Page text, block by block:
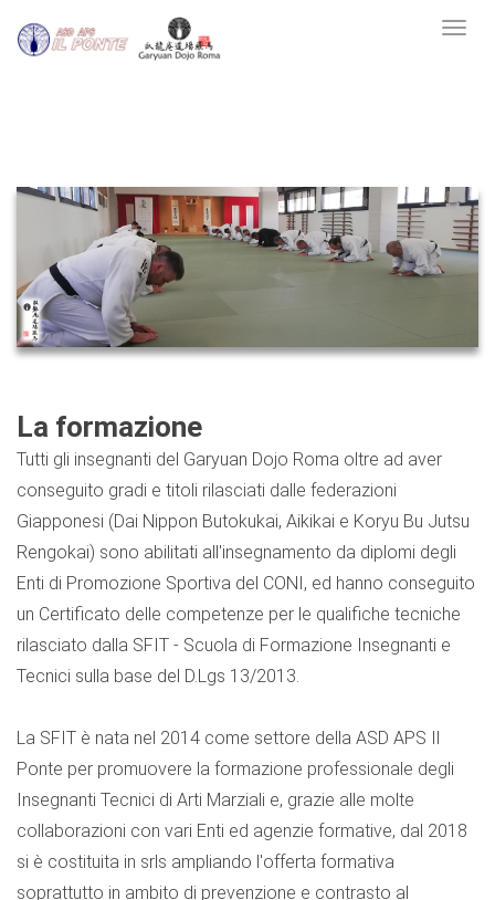
La formazione
Tutti gli insegnanti del Garyuan Dojo Roma oltre ad aver
conseguito gradi e titoli rilasciati dalle federazioni
Giapponesi (Dai Nippon Butokukai, Aikikai e Koryu Bu Jutsu
Rengokai) sono abilitati all'insegnamento da diplomi degli
Enti di Promozione Sportiva del CONI, ed hanno conseguito
un Certificato delle competenze per le qualifiche tecniche
rilasciato dalla SFIT - Scuola di Formazione Insegnanti e
Tecnici sulla base del D.Lgs 13/2013.
La SFIT è nata nel 2014 come settore della ASD APS Il
Ponte per promuovere la formazione professionale degli
Insegnanti Tecnici di Arti Marziali e, grazie alle molte
collaborazioni con vari Enti ed agenzie formative, dal 2018
si è costituita in srls ampliando l'offerta formativa
soprattutto in ambito di prevenzione e contrasto al